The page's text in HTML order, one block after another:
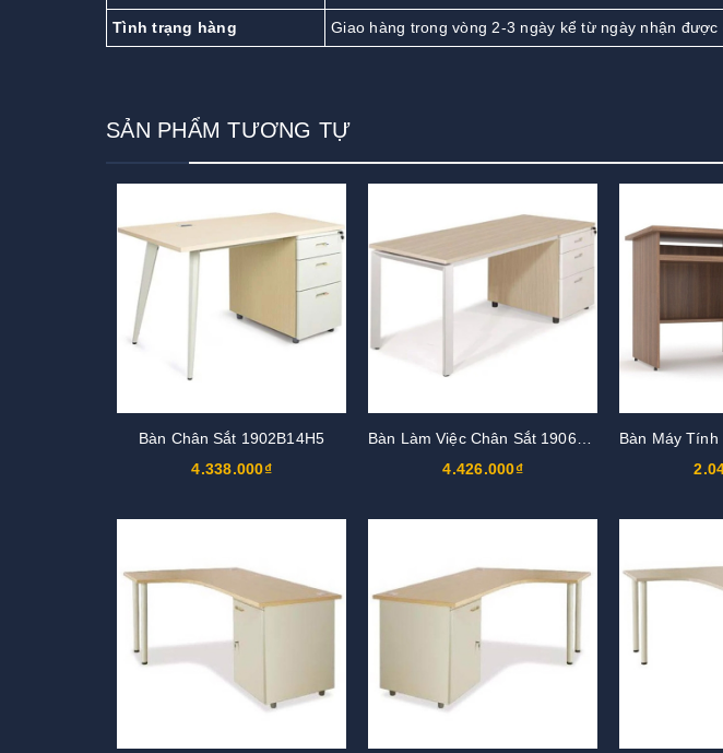
Tình trạng hàng Giao hàng trong vòng 2-3 ngày kể từ ngày nhận được
SẢN PHẨM TƯƠNG TỰ
Bàn Chân Sắt 1902B14H5
4.338.000₫
4.426.000₫